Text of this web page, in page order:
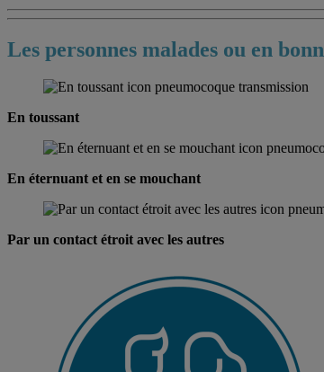
Les personnes malades ou en
En toussant
En éternuant et en se mouchant
Par un contact étroit avec les autres